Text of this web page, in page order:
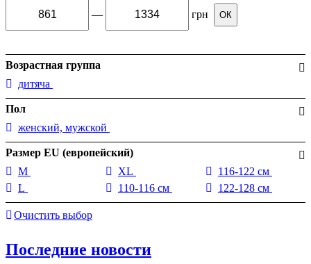
— грн ОК
Возрастная группа
дитяча
Пол
женский, мужской
Размер EU (европейский)
M
L
XL
110-116 см
116-122 см
122-128 см
Очистить выбор
Последние новости